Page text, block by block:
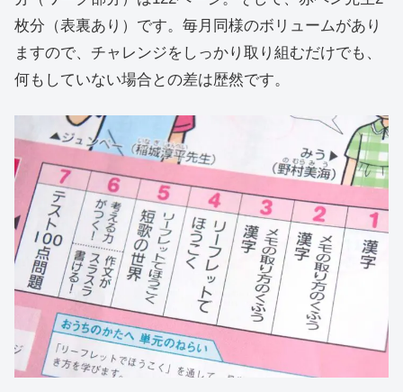
枚分（表裏あり）です。毎月同様のボリュームがあり
ますので、チャレンジをしっかり取り組むだけでも、
何もしていない場合との差は歴然です。